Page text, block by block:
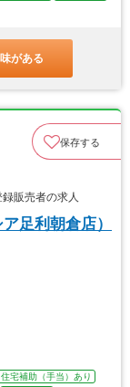
がある
保存する
販売者の求人
足利朝倉店）
住宅補助（手当）あり